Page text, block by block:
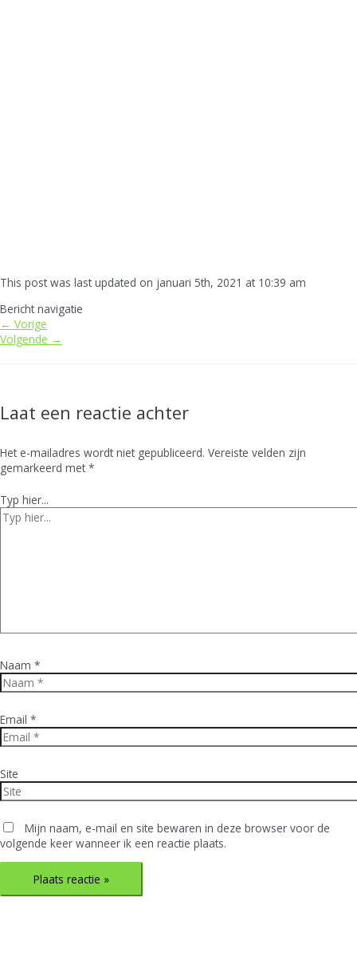
This post was last updated on januari 5th, 2021 at 10:39 am
Bericht navigatie
← Vorige
Volgende →
Laat een reactie achter
Het e-mailadres wordt niet gepubliceerd. Vereiste velden zijn
gemarkeerd met*
Typ hier...
Naam *
Email *
Site
Mijn naam, e-mail en site bewaren in deze browser voor de
volgende keer wanneer ik een reactie plaats.